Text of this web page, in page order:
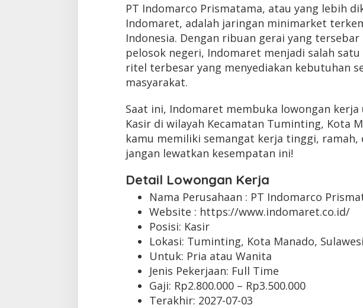
PT Indomarco Prismatama, atau yang lebih
Indomaret, adalah jaringan minimarket
Indonesia. Dengan ribuan gerai yang
pelosok negeri, Indomaret menjadi salah satu
ritel terbesar yang menyediakan kebutuhan
masyarakat.
Saat ini, Indomaret membuka lowongan
Kasir di wilayah Kecamatan Tuminting, Kota
kamu memiliki semangat kerja tinggi, ramah,
jangan lewatkan kesempatan ini!
Detail Lowongan Kerja
Nama Perusahaan : PT Indomarco
Website : https://www.indomaret.co.id/
Posisi: Kasir
Lokasi: Tuminting, Kota Manado,
Untuk: Pria atau Wanita
Jenis Pekerjaan: Full Time
Gaji: Rp2.800.000– Rp3.500.000
Terakhir: 2027-07-03